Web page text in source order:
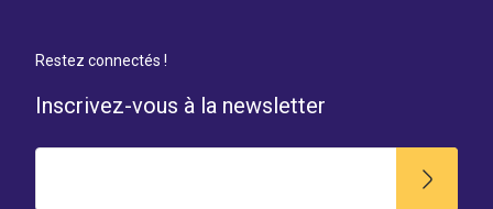
Restez connectés !
Inscrivez-vous à la newsletter